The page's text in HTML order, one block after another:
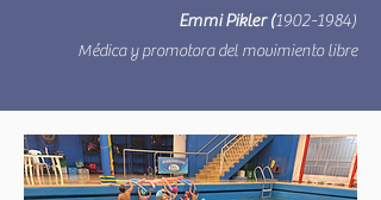
Emmi Pikler (1902-1984)
Médica y promotora del movimiento libre